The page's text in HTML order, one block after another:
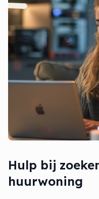
Hulp bij
huurwoning